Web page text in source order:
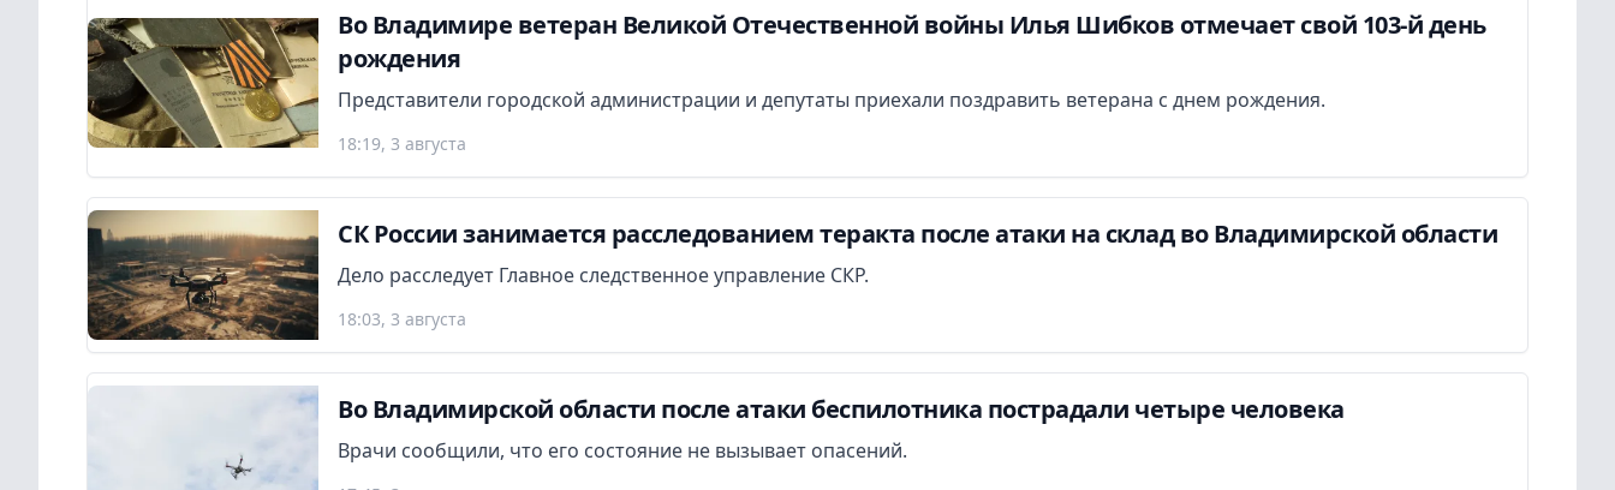
Во Владимире ветеран Великой Отечественной войны Илья Шибков отмечает свой 103-й день
рождения
Представители городской администрации и депутаты приехали поздравить ветерана с днем рождения.
18:19, 3 августа
СК России занимается расследованием теракта после атаки на склад во Владимирской области
Дело расследует Главное следственное управление СКР.
18:03, 3 августа
Во Владимирской области после атаки беспилотника пострадали четыре человека
Врачи сообщили, что его состояние не вызывает опасений.